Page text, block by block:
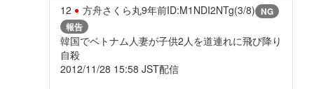
12 方舟さくら丸9年前ID:M1NDI2NTg(3/8) NG
報告
韓国でベトナム人妻が子供2人を道連れに飛び降り
自殺
2012/11/28 15:58 JST配信